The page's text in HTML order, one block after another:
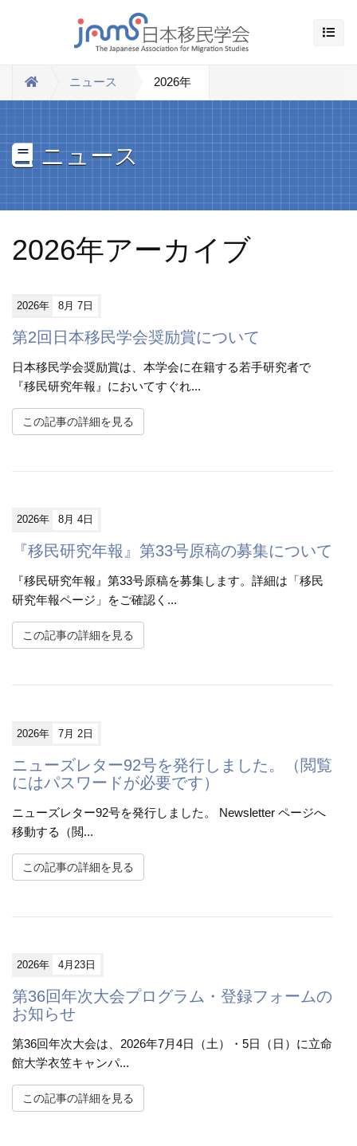
ニュース 2026年
ニュース
2026年アーカイブ
2026年 8月 7日
第2回日本移民学会奨励賞について
日本移民学会奨励賞は、本学会に在籍する若手研究者で
『移民研究年報』においてすぐれ...
この記事の詳細を見る
2026年 8月 4日
『移民研究年報』第33号原稿の募集について
『移民研究年報』第33号原稿を募集します。詳細は「移民
研究年報ページ」をご確認く...
この記事の詳細を見る
2026年 7月 2日
ニューズレター92号を発行しました。（閲覧
にはパスワードが必要です）
ニューズレター92号を発行しました。 Newsletter ページへ
移動する（閲...
この記事の詳細を見る
2026年 4月23日
第36回年次大会プログラム・登録フォームの
お知らせ
第36回年次大会は、2026年7月4日（土）・5日（日）に立命
館大学衣笠キャンパ...
この記事の詳細を見る